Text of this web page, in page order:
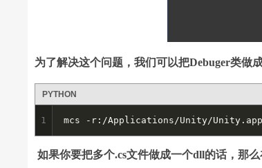
为了解决这个问题，我们可以把Debuger类做
PYTHON
1 mcs -r:/Applications/Unity/
如果你要把多个.cs文件做成一个dll的话，那